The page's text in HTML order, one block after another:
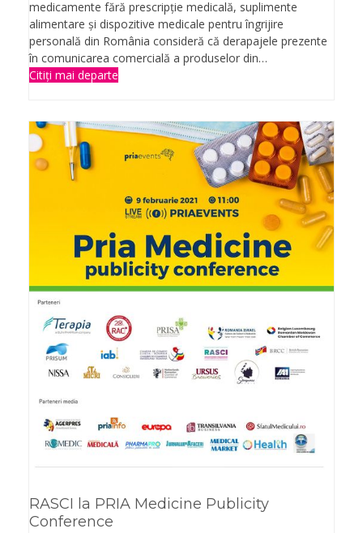
medicamente fără prescripție medicală, suplimente
alimentare și dispozitive medicale pentru îngrijire
personală din România consideră că derapajele prezente
în comunicarea comercială a produselor din…
Citiți mai departe
RASCI la PRIA Medicine Publicity
Conference